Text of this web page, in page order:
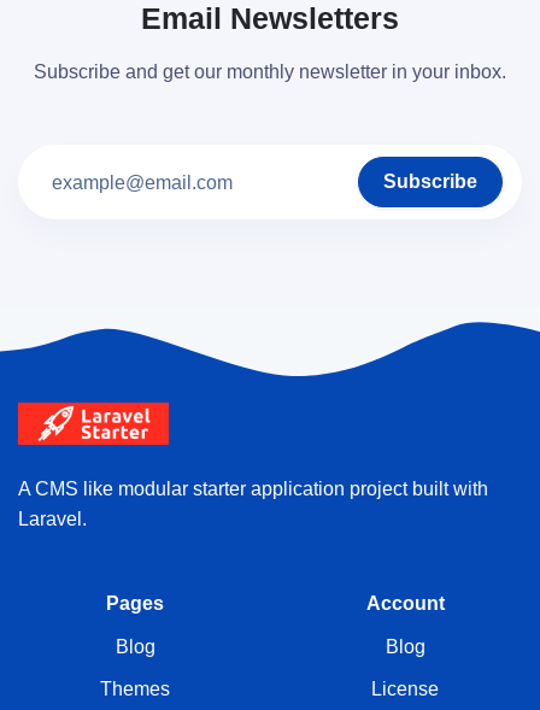
Email Newsletters
Subscribe and get our monthly newsletter in your inbox.
Subscribe
A CMS like modular starter application project built with
Laravel.
Pages
Blog
Themes
Account
Blog
License